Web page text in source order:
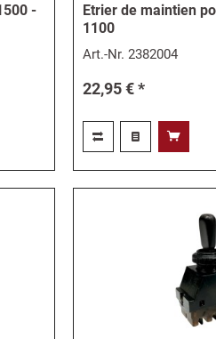
-
Etrier de maintien
1100
Art.-Nr. 2382004
22,95 € *